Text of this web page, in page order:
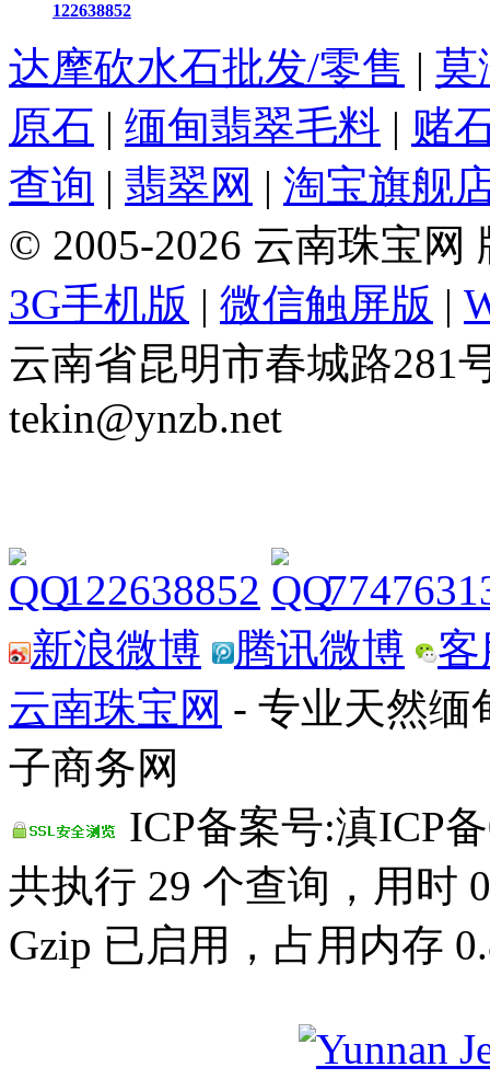
122638852
达摩砍水石批发/零售 | 莫
原石 | 缅甸翡翠毛料 | 赌
查询 | 翡翠网 | 淘宝旗舰
© 2005-2026 云南珠宝网
3G手机版 | 微信触屏版 |
云南省昆明市春城路281
tekin@ynzb.net
122638852
新浪微博
腾讯微博
云南珠宝网 - 专业天然缅
子商务网
ICP备案号:滇ICP
共执行 29 个查询，用时
Gzip 已启用，占用内存